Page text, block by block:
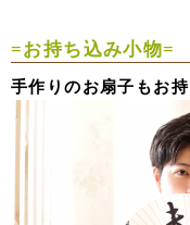
=お持ち込み小物=
手作りのお扇子もお